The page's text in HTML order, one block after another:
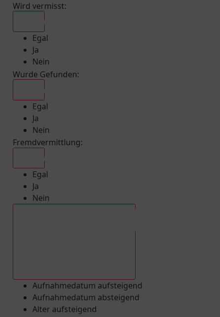
Wird vermisst:
Egal
Ja
Nein
Wurde Gefunden:
Egal
Ja
Nein
Fremdvermittlung:
Egal
Ja
Nein
Aufnahmedatum aufsteigend
Aufnahmedatum absteigend
Alter aufsteigend